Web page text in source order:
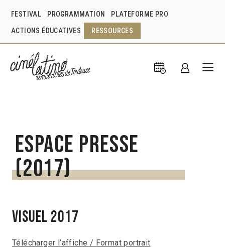
FESTIVAL PROGRAMMATION PLATEFORME PRO
ACTIONS ÉDUCATIVES RESSOURCES
Espace presse
(2017)
VISUEL 2017
Télécharger l’affiche / Format portrait